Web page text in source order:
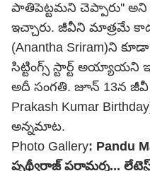
పాతిపెట్టమని చెప్పారు''
ఇచ్చారు. జీవీని మాత్రమే
(Anantha Sriram)ని
సిట్టింగ్స్ స్టార్ట్
అదీ సంగతి. జూన్ 13న జీవీ
Prakash Kumar
అన్నమాట.
Photo Gallery: Pandu
పృథ్వీరాజ్ పరామర్శ...